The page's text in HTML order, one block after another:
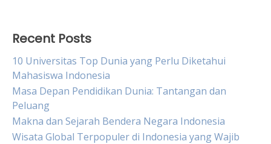
Recent Posts
10 Universitas Top Dunia yang Perlu Diketahui
Mahasiswa Indonesia
Masa Depan Pendidikan Dunia: Tantangan dan
Peluang
Makna dan Sejarah Bendera Negara Indonesia
Wisata Global Terpopuler di Indonesia yang Wajib